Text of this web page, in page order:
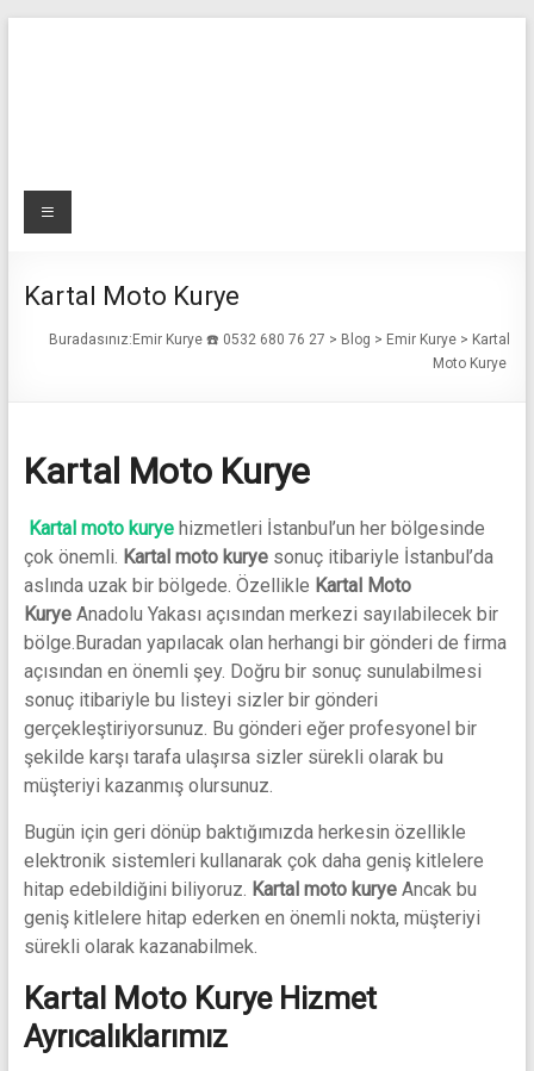
Emir
☎️
0532
27
Acil
Kargo
ve
Kurye
Menü
Kartal Moto Kurye
Buradasınız: Emir Kurye ☎️ 0532 680 76 27 > Blog > Emir Kurye > Kartal
Moto Kurye
Kartal Moto Kurye
Kartal moto kuryehizmetleri İstanbul’un her bölgesinde
çok önemli. Kartal moto kuryesonuç itibariyle İstanbul’da
aslında uzak bir bölgede. Özellikle Kartal Moto
KuryeAnadolu Yakası açısından merkezi sayılabilecek bir
bölge.Buradan yapılacak olan herhangi bir gönderi de firma
açısından en önemli şey. Doğru bir sonuç sunulabilmesi
sonuç itibariyle bu listeyi sizler bir gönderi
gerçekleştiriyorsunuz. Bu gönderi eğer profesyonel bir
şekilde karşı tarafa ulaşırsa sizler sürekli olarak bu
müşteriyi kazanmış olursunuz.
Bugün için geri dönüp baktığımızda herkesin özellikle
elektronik sistemleri kullanarak çok daha geniş kitlelere
hitap edebildiğini biliyoruz. Kartal moto kurye Ancak bu
geniş kitlelere hitap ederken en önemli nokta, müşteriyi
sürekli olarak kazanabilmek.
Kartal Moto Kurye Hizmet
Ayrıcalıklarımız